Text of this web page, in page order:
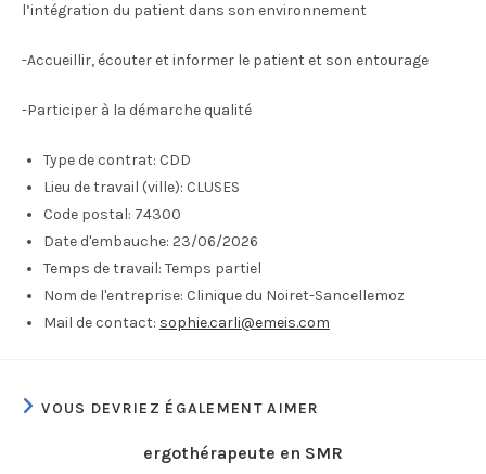
l’intégration du patient dans son environnement
-Accueillir, écouter et informer le patient et son entourage
-Participer à la démarche qualité
Type de contrat: CDD
Lieu de travail (ville): CLUSES
Code postal: 74300
Date d'embauche: 23/06/2026
Temps de travail: Temps partiel
Nom de l'entreprise: Clinique du Noiret-Sancellemoz
Mail de contact: sophie.carli@emeis.com
VOUS DEVRIEZ ÉGALEMENT AIMER
ergothérapeute en SMR